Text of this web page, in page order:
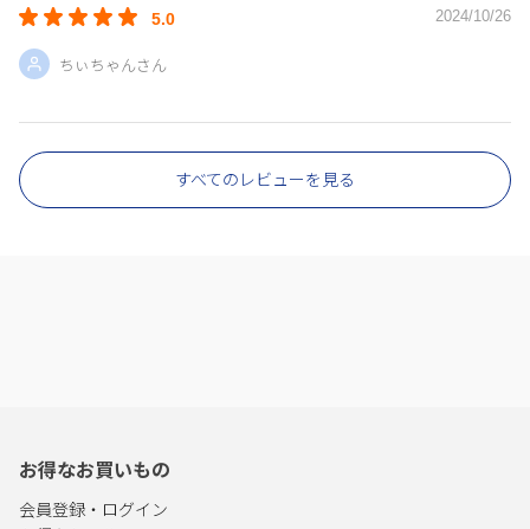
5.0 2024/10/26
ちぃちゃんさん
すべてのレビューを見る
お得なお買いもの
会員登録・ログイン